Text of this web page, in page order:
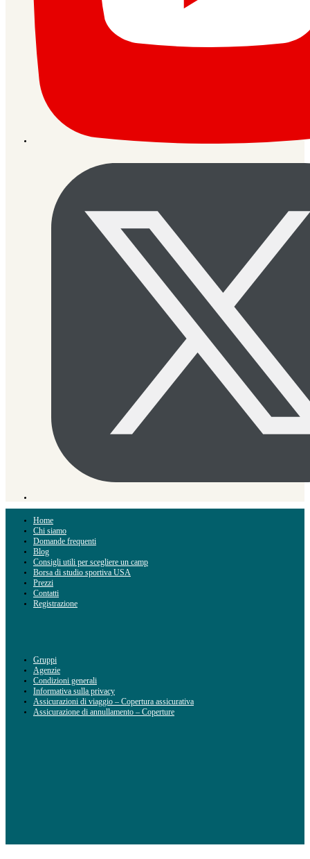
Home
Chi siamo
Domande frequenti
Blog
Consigli utili per scegliere un camp
Borsa di studio sportiva USA
Prezzi
Contatti
Registrazione
Gruppi
Agenzie
Condizioni generali
Informativa sulla privacy
Assicurazioni di viaggio – Copertura assicurativa
Assicurazione di annullamento – Coperture